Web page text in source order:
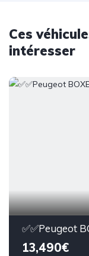
Ces
intéresser
13,490€